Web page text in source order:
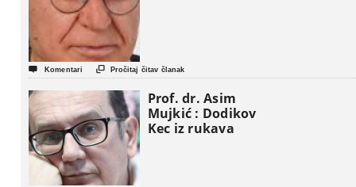
 Komentari  Pročitaj čitav članak
Prof. dr. Asim
Mujkić : Dodikov
Kec iz rukava